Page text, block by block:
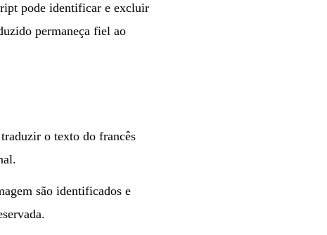
pode identificar e excluir
permaneça fiel ao
o texto do francês
são identificados e